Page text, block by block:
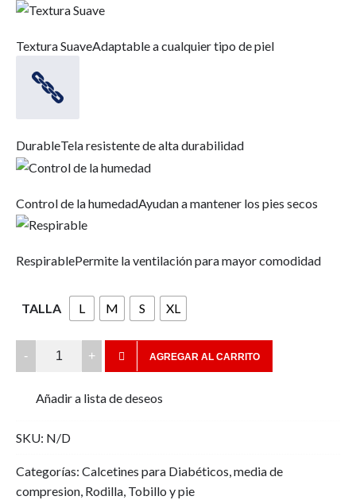
Textura SuaveAdaptable a cualquier tipo de piel
DurableTela resistente de alta durabilidad
Control de la humedadAyudan a mantener los pies secos
RespirablePermite la ventilación para mayor comodidad
TALLA L M S XL
JOBST®
MEDIA
quantity
AGREGAR AL CARRITO
Añadir a lista de deseos
SKU: N/D
Categorías: Calcetines para Diabéticos,media de
compresion, Rodilla, Tobillo y pie